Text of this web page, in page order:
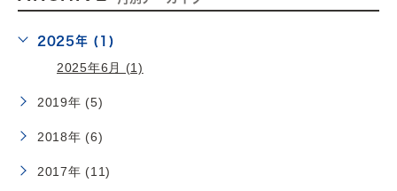
2025年 (1)
2025年6月 (1)
2019年 (5)
2018年 (6)
2017年 (11)